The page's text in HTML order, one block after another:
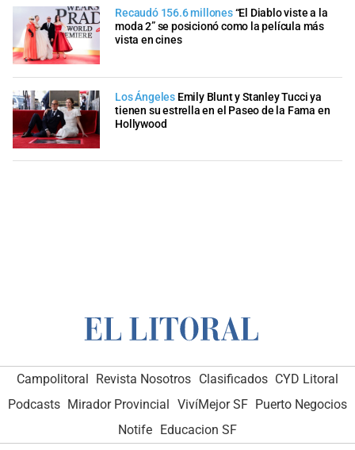
Recaudó 156.6 millones“El Diablo viste a la
moda 2” se posicionó como la película más
vista en cines
Los Ángeles Emily Blunt y Stanley Tucci ya
tienen su estrella en el Paseo de la Fama en
Hollywood
Campolitoral Revista Nosotros Clasificados CYD Litoral
Podcasts Mirador Provincial VivíMejor SF Puerto Negocios
Notife Educacion SF